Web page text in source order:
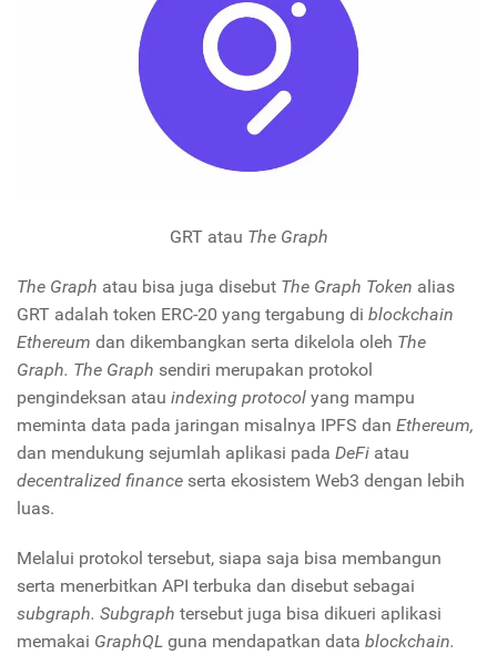
GRT atau The Graph
The Graph atau bisa juga disebut The Graph Token alias
GRT adalah token ERC-20 yang tergabung di blockchain
Ethereum dan dikembangkan serta dikelola oleh The
Graph. The Graph sendiri merupakan protokol
pengindeksan atau indexing protocol yang mampu
meminta data pada jaringan misalnya IPFS dan Ethereum,
dan mendukung sejumlah aplikasi pada DeFi atau
decentralized finance serta ekosistem Web3 dengan lebih
luas.
Melalui protokol tersebut, siapa saja bisa membangun
serta menerbitkan API terbuka dan disebut sebagai
subgraph. Subgraph tersebut juga bisa dikueri aplikasi
memakai GraphQL guna mendapatkan data blockchain.